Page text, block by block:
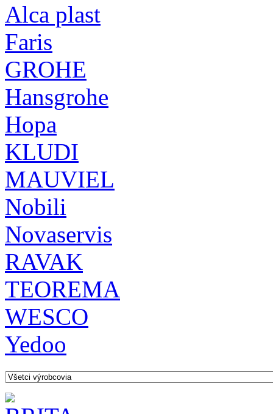
Alca plast
Faris
GROHE
Hansgrohe
Hopa
KLUDI
MAUVIEL
Nobili
Novaservis
RAVAK
TEOREMA
WESCO
Yedoo